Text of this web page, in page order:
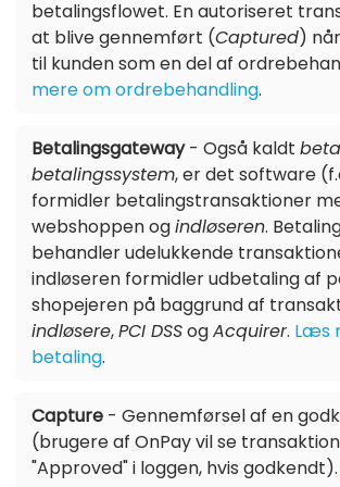
betalingsflowet. En autoriseret
at blive gennemført (Captured)
til kunden som en del af
mere om ordrebehandling.
Betalingsgateway- Også kaldt
betalingssystem, er det software
formidler betalingstransaktioner
webshoppen ogindløseren.
behandler udelukkende
indløseren formidler udbetaling af
shopejeren på baggrund af
indløsere,PCI DSSogAcquirer. Læs
betaling.
Capture - Gennemførsel af en
(brugere af OnPay vil se
"Approved" i loggen, hvis godkendt).